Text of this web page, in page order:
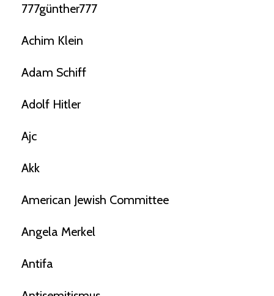
777günther777
Achim Klein
Adam Schiff
Adolf Hitler
Ajc
Akk
American Jewish Committee
Angela Merkel
Antifa